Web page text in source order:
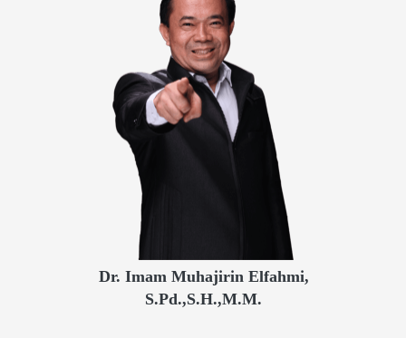
Dr. Imam Muhajirin Elfahmi,
S.Pd.,S.H.,M.M.